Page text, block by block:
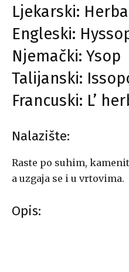
Ljekarski:
Engleski:
Njemački: Ysop
Talijanski:
Francuski: L’
Nalazište:
Raste po suhim,
a uzgaja se i u vrtovima.
Opis: